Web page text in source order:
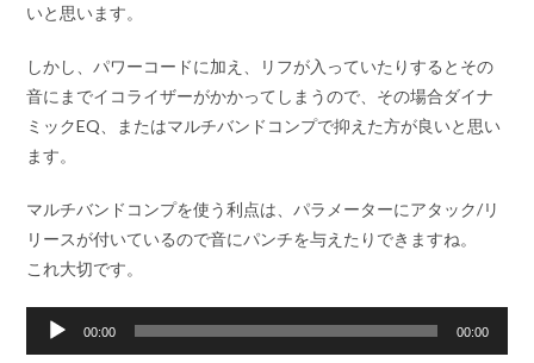
ヤ
ー
いと思います。
しかし、パワーコードに加え、リフが入っていたりするとその
音にまでイコライザーがかかってしまうので、その場合ダイナ
ミックEQ、またはマルチバンドコンプで抑えた方が良いと思い
ます。
マルチバンドコンプを使う利点は、パラメーターにアタック/リ
リースが付いているので音にパンチを与えたりできますね。
これ大切です。
声
00:00 00:00